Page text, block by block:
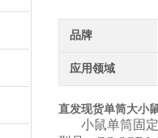
品牌
应用领域
直发现货单筒大小
小鼠单筒固